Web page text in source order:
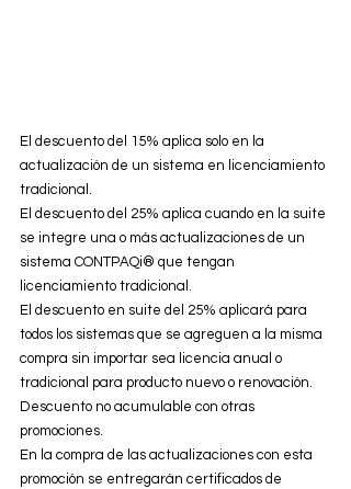
El descuento del 15% aplica solo en la
actualización de un sistema en licenciamiento
tradicional.
El descuento del 25% aplica cuando en la suite
se integre una o más actualizaciones de un
sistema CONTPAQi® que tengan
licenciamiento tradicional.
El descuento en suite del 25% aplicará para
todos los sistemas que se agreguen a la misma
compra sin importar sea licencia anual o
tradicional para producto nuevo o renovación.
Descuento no acumulable con otras
promociones.
En la compra de las actualizaciones con esta
promoción se entregarán certificados de